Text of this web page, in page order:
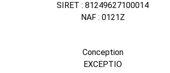
SIRET : 81249627100014
NAF : 0121Z
Conception
EXCEPTIO